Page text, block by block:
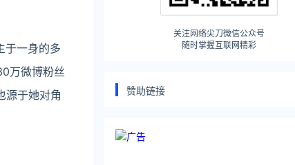
于一身的多
万微博粉丝
源于她对角
关注网络尖刀微信公众号
随时掌握互联网精彩
赞助链接